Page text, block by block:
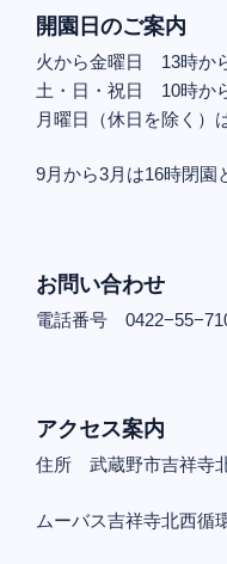
開園日のご案内
火から金曜日 13時か
土・日・祝日 10時か
月曜日（休日を除く）
9月から3月は16時閉園
お問い合わせ
電話番号
アクセス案内
住所 武蔵野市吉祥寺
ムーバス吉祥寺北西